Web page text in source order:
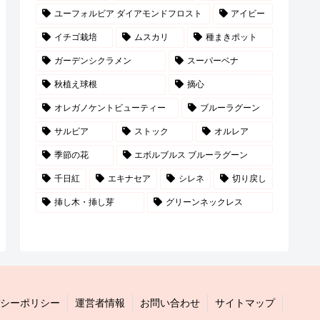
ユーフォルビア ダイアモンドフロスト アイビー
イチゴ栽培 ムスカリ 種まきポット
ガーデンシクラメン スーパーベナ
秋植え球根 摘心
オレガノケントビューティー ブルーラグーン
サルビア ストック オルレア
季節の花 エボルブルス ブルーラグーン
千日紅 エキナセア シレネ 切り戻し
挿し木・挿し芽 グリーンネックレス
ーポリシー 運営者情報 お問い合わせ サイトマップ